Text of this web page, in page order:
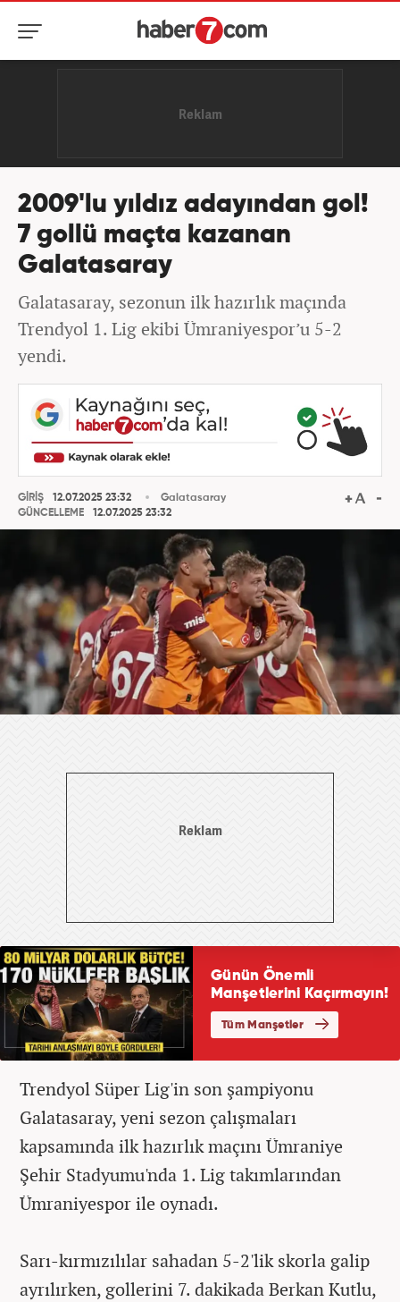
2009'lu yıldız adayından gol!
7 gollü maçta kazanan
Galatasaray
Galatasaray, sezonun ilk hazırlık maçında
Trendyol 1. Lig ekibi Ümraniyespor’u 5-2
yendi.
GİRİŞ
12.07.2025 23:32
GÜNCELLEME
12.07.2025 23:32
Galatasaray
Trendyol Süper Lig'in son şampiyonu
Galatasaray, yeni sezon çalışmaları
kapsamında ilk hazırlık maçını Ümraniye
Şehir Stadyumu'nda 1. Lig takımlarından
Ümraniyespor ile oynadı.
Sarı-kırmızılılar sahadan 5-2'lik skorla galip
ayrılırken, gollerini 7. dakikada Berkan Kutlu,